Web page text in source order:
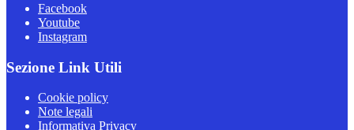
Facebook
Youtube
Instagram
Sezione Link Utili
Cookie policy
Note legali
Informativa Privacy